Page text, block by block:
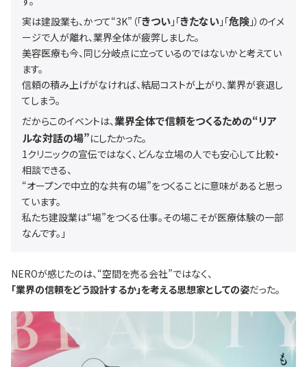
実は建設業も、かつて“3K”（「きつい 」「きたない 」「危険 」）のイメ
ージで人が離れ、業界全体が疲弊しました。
美容医療も今、同じ分岐点に立っているのではないかと考えてい
ます。
信頼の積み上げがなければ、結局コストが上がり、業界が衰退し
てしまう。
だからこのイベントは、業界全体で信頼をつくるための“リア
ルな対話の場”にしたかった。
1クリニックの宣伝ではなく、どんな立場の人でも安心して比較・
相談できる、
“オープンで中立的な共有の場”をつくることに意味があると思っ
ています。
私たち建設業は“場”をつくる仕事。その場こそが医療体験の一部
なんです。」
NEROが感じたのは、“空間を売る会社”ではなく、
「業界の信頼をどう設計するか」を考える思想家としての姿だった。